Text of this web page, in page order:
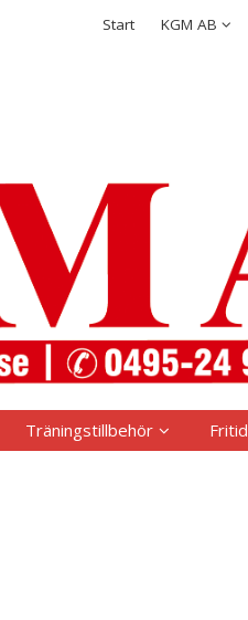
Start KGM AB
Integritetspolicy
Kom ihåg mig
Glömt ditt lösenord?
Skapa nytt konto
Träningstillbehör Fritid